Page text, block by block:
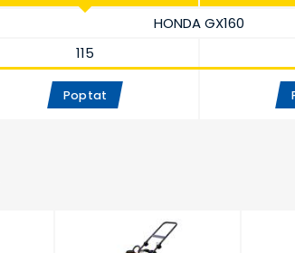
HONDA GX160
115
Poptat